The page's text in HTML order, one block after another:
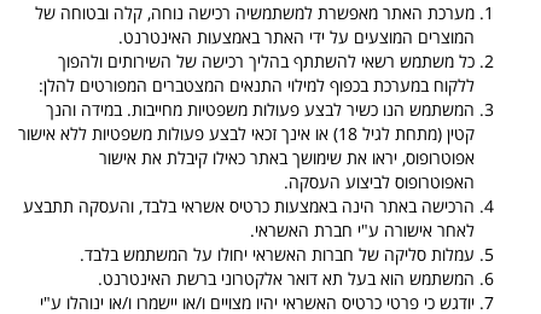
מערכת האתר מאפשרת למשתמשיה רכישה נוחה, קלה ובטוחה של
המוצרים המוצעים על ידי האתר באמצעות האינטרנט.
כל משתמש רשאי להשתתף בהליך רכישה של השירותים ולהפוך
ללקוח במערכת בכפוף למילוי התנאים המצטברים המפורטים להלן:
המשתמש הנו כשיר לבצע פעולות משפטיות מחייבות. במידה והנך
קטין (מתחת לגיל 18) או אינך זכאי לבצע פעולות משפטיות ללא אישור
אפוטרופוס, יראו את שימושך באתר כאילו קיבלת את אישור
האפוטרופוס לביצוע העסקה.
הרכישה באתר הינה באמצעות כרטיס אשראי בלבד, והעסקה תתבצע
לאחר אישורה ע"י חברת האשראי.
עמלות סליקה של חברות האשראי יחולו על המשתמש בלבד.
המשתמש הוא בעל תא דואר אלקטרוני ברשת האינטרנט.
יודגש כי פרטי כרטיס האשראי יהיו מצויים ו/או יישמרו ו/או ינוהלו ע"י